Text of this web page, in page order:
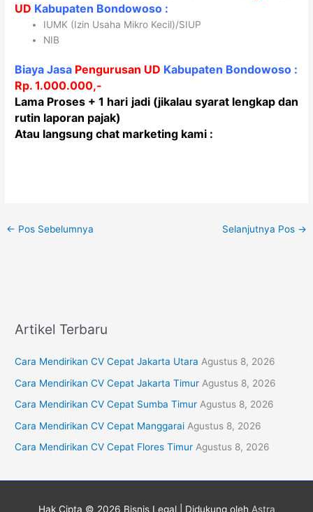
UD Kabupaten Bondowoso :
IUMK (Izin Usaha Mikro Kecil)/SIUP
NIB
Biaya Jasa Pengurusan UD Kabupaten Bondowoso :
Rp. 1.000.000,-
Lama Proses + 1 hari jadi (jikalau syarat lengkap dan
rutin laporan pajak)
Atau langsung chat marketing kami :
← Pos Sebelumnya Selanjutnya Pos →
Artikel Terbaru
Cara Mendirikan CV Cepat Jakarta Utara Agustus 8, 2026
Cara Mendirikan CV Cepat Jakarta Timur Agustus 8, 2026
Cara Mendirikan CV Cepat Sumba Timur Agustus 8, 2026
Cara Mendirikan CV Cepat Manggarai Agustus 8, 2026
Cara Mendirikan CV Cepat Flores Timur Agustus 8, 2026
Hak Cipta © 2026 Bisnis Legal| Didukung oleh Astra